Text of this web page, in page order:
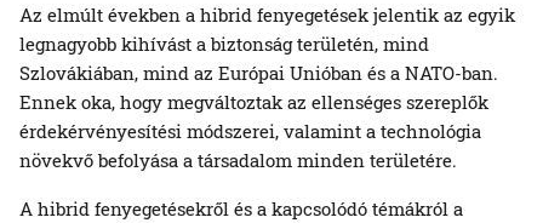
Az elmúlt években a hibrid fenyegetések jelentik az egyik
legnagyobb kihívást a biztonság területén, mind
Szlovákiában, mind az Európai Unióban és a NATO-ban.
Ennek oka, hogy megváltoztak az ellenséges szereplők
érdekérvényesítési módszerei, valamint a technológia
növekvő befolyása a társadalom minden területére.
A hibrid fenyegetésekről és a kapcsolódó témákról a